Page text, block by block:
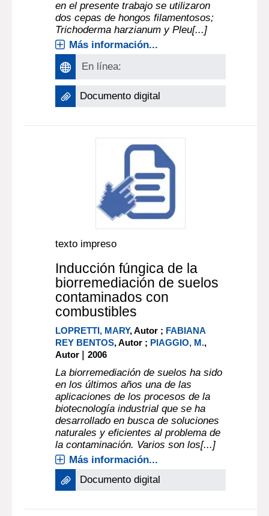
en el presente trabajo se utilizaron
dos cepas de hongos filamentosos;
Trichoderma harzianum y Pleu[...]
Más información...
En línea:
Documento digital
texto impreso
Inducción fúngica de la
biorremediación de suelos
contaminados con
combustibles
LOPRETTI, MARY, Autor ; FABIANA
REY BENTOS, Autor ; PIAGGIO, M.,
Autor |2006
La biorremediación de suelos ha sido
en los últimos años una de las
aplicaciones de los procesos de la
biotecnología industrial que se ha
desarrollado en busca de soluciones
naturales y eficientes al problema de
la contaminación. Varios son los[...]
Más información...
Documento digital